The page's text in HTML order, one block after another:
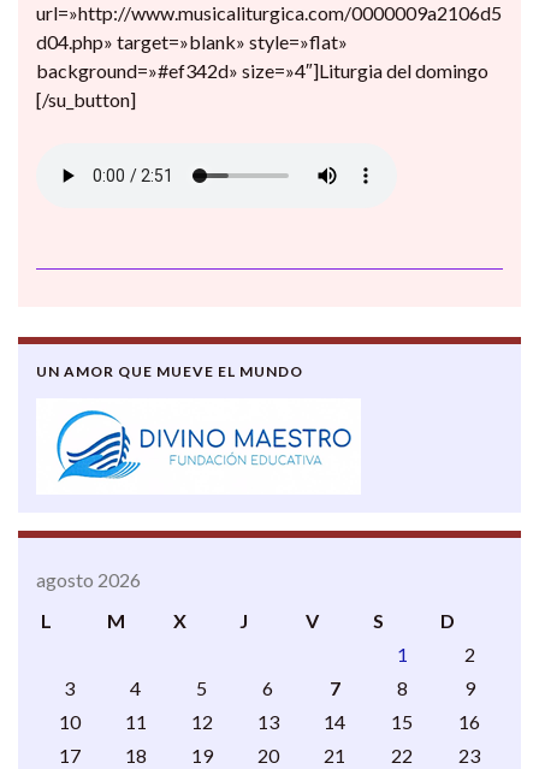
url=»http://www.musicaliturgica.com/0000009a2106d5
d04.php» target=»blank» style=»flat»
background=»#ef342d» size=»4″]Liturgia del domingo
[/su_button]
UN AMOR QUE MUEVE EL MUNDO
agosto 2026
L
M X J V S
D
1
2
3
4 5 6 7 8
9
10
11 12 13 14 15
16
17
18 19 20 21 22
23